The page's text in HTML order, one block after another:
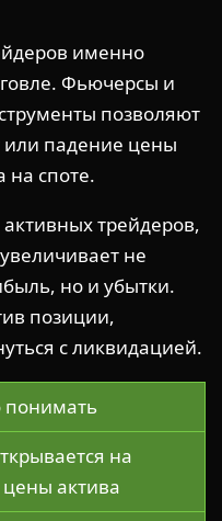
именно
Фьючерсы и
позволяют
или падение цены
на споте.
трейдеров,
не
но и убытки.
позиции,
с ликвидацией.
понимать
на
актива